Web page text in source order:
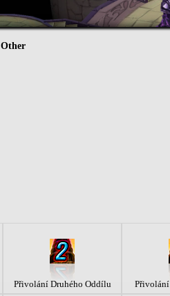
Other
Přivolání Druhého Oddílu